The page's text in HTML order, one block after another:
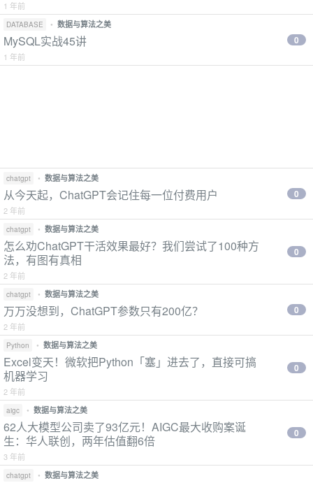
1 年前
DATABASE • 数据与算法之美
MySQL实战45讲
1 年前
0
chatgpt • 数据与算法之美
从今天起，ChatGPT会记住每一位付费用户
2 年前
0
chatgpt • 数据与算法之美
怎么劝ChatGPT干活效果最好？我们尝试了100种方
法，有图有真相
2 年前
0
chatgpt • 数据与算法之美
万万没想到，ChatGPT参数只有200亿？
2 年前
0
Python • 数据与算法之美
Excel变天！微软把Python「塞」进去了，直接可搞
机器学习
2 年前
0
aigc • 数据与算法之美
62人大模型公司卖了93亿元！AIGC最大收购案诞
生：华人联创，两年估值翻6倍
3 年前
0
chatgpt • 数据与算法之美